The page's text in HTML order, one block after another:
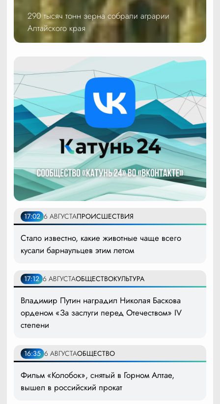
290 тысяч тонн зерна собрали аграрии
Алтайского края
17:02 6 АВГУСТАПРОИСШЕСТВИЯ
Стало известно, какие животные чаще всего
кусали барнаульцев этим летом
17:12 6 АВГУСТАОБЩЕСТВОКУЛЬТУРА
Владимир Путин наградил Николая Баскова
орденом «За заслуги перед Отечеством» IV
степени
16:35 6 АВГУСТАОБЩЕСТВО
Фильм «Колобок», снятый в Горном Алтае,
вышел в российский прокат